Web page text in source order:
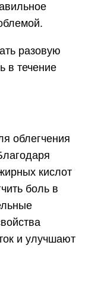
разовую
в течение
облегчения
кислот
боль в
и улучшают